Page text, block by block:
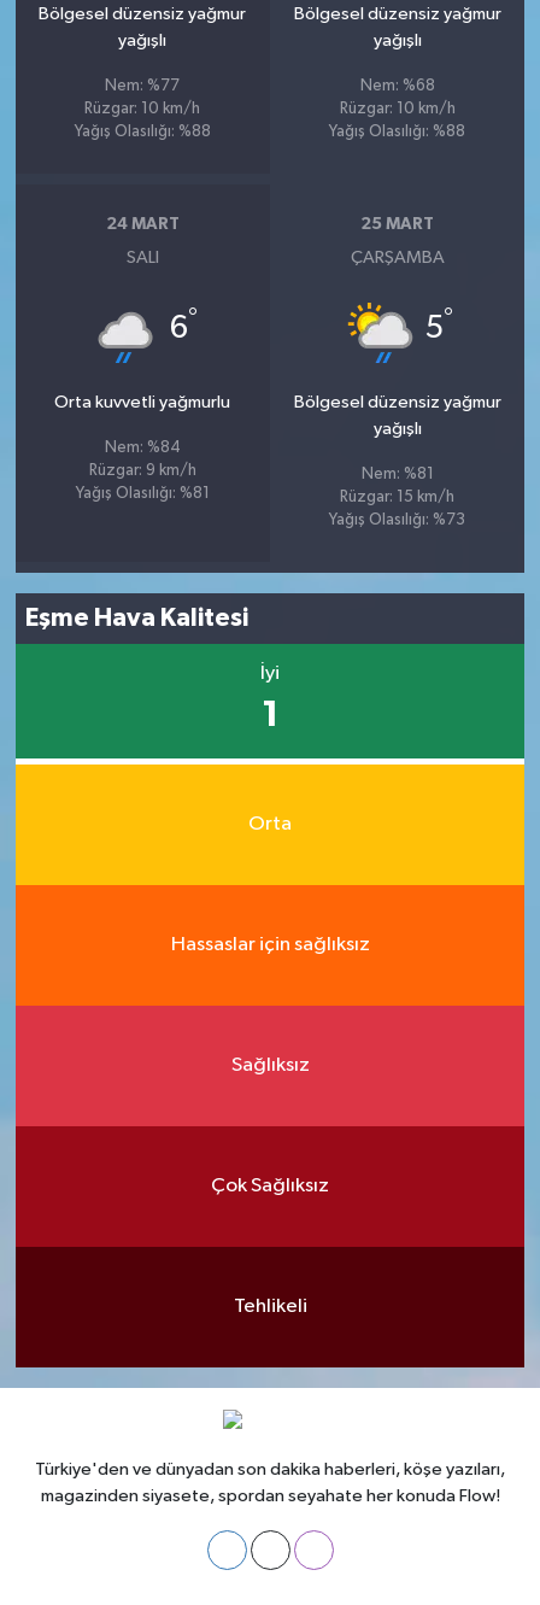
Bölgesel düzensiz yağmur
yağışlı
Nem: %77
Rüzgar: 10 km/h
Yağış Olasılığı: %88
Bölgesel düzensiz yağmur
yağışlı
Nem: %68
Rüzgar: 10 km/h
Yağış Olasılığı: %88
24 MART
SALI
6°
Orta kuvvetli yağmurlu
Nem: %84
Rüzgar: 9 km/h
Yağış Olasılığı: %81
25 MART
ÇARŞAMBA
5°
Bölgesel düzensiz yağmur
yağışlı
Nem: %81
Rüzgar: 15 km/h
Yağış Olasılığı: %73
Eşme Hava Kalitesi
İyi
1
Orta
Hassaslar için sağlıksız
Sağlıksız
Çok Sağlıksız
Tehlikeli
Türkiye'den ve dünyadan son dakika haberleri, köşe yazıları,
magazinden siyasete, spordan seyahate her konuda Flow!